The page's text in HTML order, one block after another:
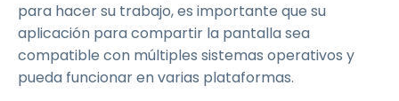
para hacer su trabajo, es importante que su
aplicación para compartir la pantalla sea
compatible con múltiples sistemas operativos y
pueda funcionar en varias plataformas.